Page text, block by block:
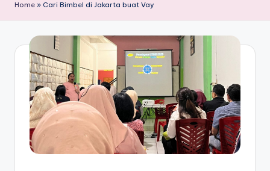
Home » Cari Bimbel di Jakarta buat Vay